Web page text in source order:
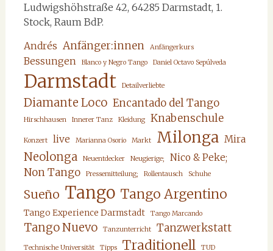
Ludwigshöhstraße 42, 64285 Darmstadt, 1.
Stock, Raum BdP.
Andrés Anfänger:innen Anfängerkurs
Bessungen Blanco y Negro Tango Daniel Octavo Sepúlveda
Darmstadt Detailverliebte
Diamante Loco Encantado del Tango
Hirschhausen Innerer Tanz Kleidung Knabenschule
Konzert live Marianna Osorio Markt Milonga Mira
Neolonga Neuentdecker Neugierige; Nico & Peke;
Non Tango Pressemitteilung; Rollentausch Schuhe
Sueño Tango Tango Argentino
Tango Experience Darmstadt Tango Marcando
Tango Nuevo Tanzunterricht Tanzwerkstatt
Technische Universität Tipps Traditionell TUD